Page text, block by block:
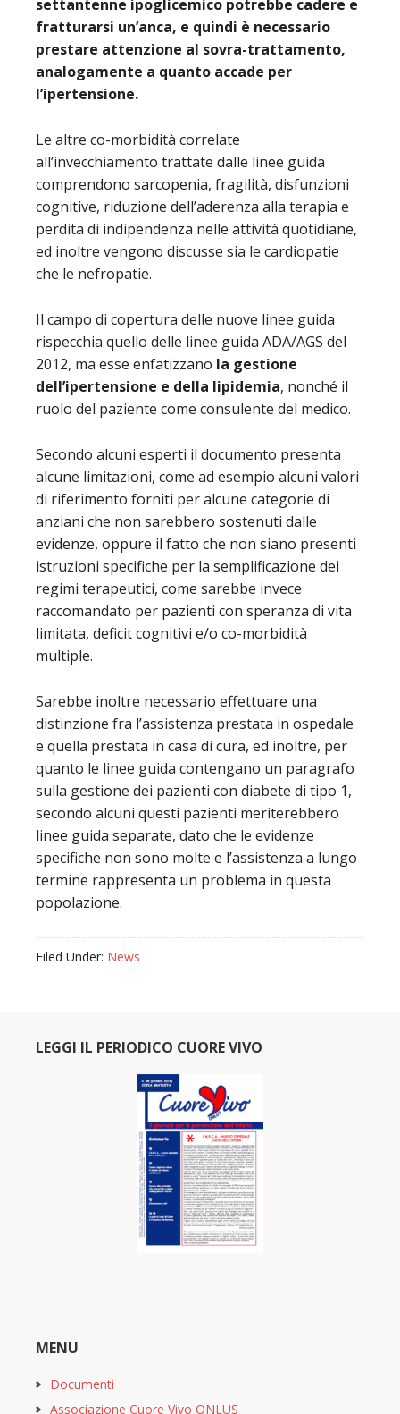
settantenne ipoglicemico potrebbe cadere e
fratturarsi un’anca, e quindi è necessario
prestare attenzione al sovra-trattamento,
analogamente a quanto accade per
l’ipertensione.
Le altre co-morbidità correlate
all’invecchiamento trattate dalle linee guida
comprendono sarcopenia, fragilità, disfunzioni
cognitive, riduzione dell’aderenza alla terapia e
perdita di indipendenza nelle attività quotidiane,
ed inoltre vengono discusse sia le cardiopatie
che le nefropatie.
Il campo di copertura delle nuove linee guida
rispecchia quello delle linee guida ADA/AGS del
2012, ma esse enfatizzano la gestione
dell’ipertensione e della lipidemia, nonché il
ruolo del paziente come consulente del medico.
Secondo alcuni esperti il documento presenta
alcune limitazioni, come ad esempio alcuni valori
di riferimento forniti per alcune categorie di
anziani che non sarebbero sostenuti dalle
evidenze, oppure il fatto che non siano presenti
istruzioni specifiche per la semplificazione dei
regimi terapeutici, come sarebbe invece
raccomandato per pazienti con speranza di vita
limitata, deficit cognitivi e/o co-morbidità
multiple.
Sarebbe inoltre necessario effettuare una
distinzione fra l’assistenza prestata in ospedale
e quella prestata in casa di cura, ed inoltre, per
quanto le linee guida contengano un paragrafo
sulla gestione dei pazienti con diabete di tipo 1,
secondo alcuni questi pazienti meriterebbero
linee guida separate, dato che le evidenze
specifiche non sono molte e l’assistenza a lungo
termine rappresenta un problema in questa
popolazione.
Filed Under: News
LEGGI IL PERIODICO CUORE VIVO
MENU
Documenti
Associazione Cuore Vivo ONLUS